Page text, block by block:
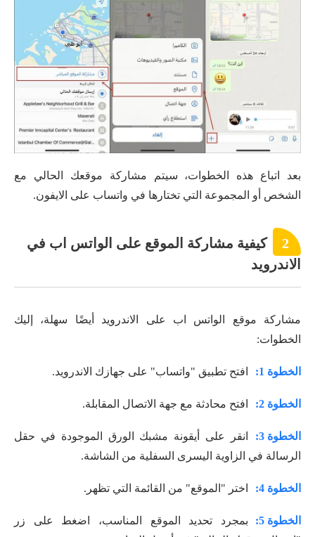
بعد اتباع هذه الخطوات، سيتم مشاركة موقعك الحالي مع
الشخص أو المجموعة التي تختارها في واتساب على الايفون.
2
كيفية مشاركة الموقع على الواتس اب في
الاندرويد
مشاركة موقع الواتس اب على الاندرويد أيضًا سهلة، إليك
الخطوات:
الخطوة 1: افتح تطبيق "واتساب" على جهازك الاندرويد.
الخطوة 2: افتح محادثة مع جهة الاتصال المقابلة.
الخطوة 3:
انقر على أيقونة مشبك الورق الموجودة في حقل
الرسالة في الزاوية اليسرى السفلية من الشاشة.
الخطوة 4: اختر "الموقع" من القائمة التي تظهر.
الخطوة 5:
بمجرد تحديد الموقع المناسب، اضغط على زر